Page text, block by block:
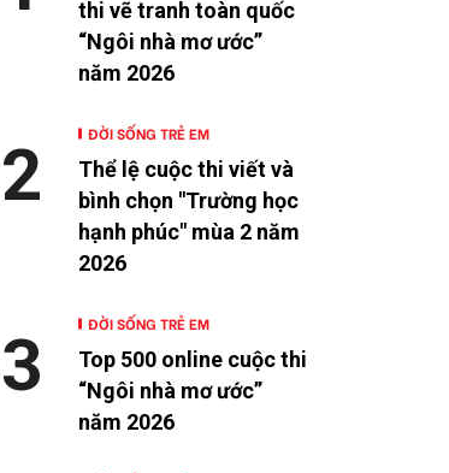
thi vẽ tranh toàn quốc
“Ngôi nhà mơ ước”
năm 2026
ĐỜI SỐNG TRẺ EM
Thể lệ cuộc thi viết và
bình chọn "Trường học
hạnh phúc" mùa 2 năm
2026
2
ĐỜI SỐNG TRẺ EM
Top 500 online cuộc thi
“Ngôi nhà mơ ước”
năm 2026
3